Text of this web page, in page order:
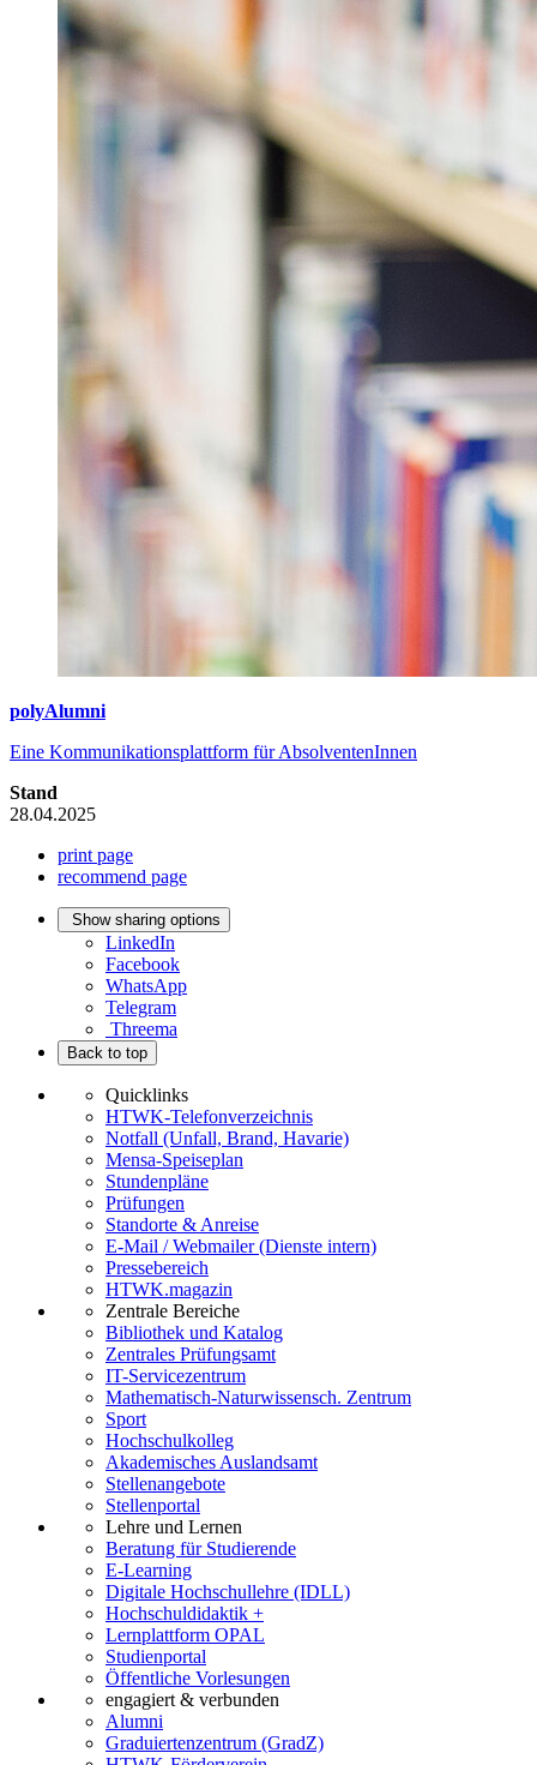
polyAlumni
Eine Kommunikationsplattform für AbsolventenInnen
Stand
28.04.2025
print page
recommend page
Show sharing options
LinkedIn
Facebook
WhatsApp
Telegram
Threema
Back to top
Quicklinks
HTWK-Telefonverzeichnis
Notfall (Unfall, Brand, Havarie)
Mensa-Speiseplan
Stundenpläne
Prüfungen
Standorte & Anreise
E-Mail / Webmailer (Dienste intern)
Pressebereich
HTWK.magazin
Zentrale Bereiche
Bibliothek und Katalog
Zentrales Prüfungsamt
IT-Servicezentrum
Mathematisch-Naturwissensch. Zentrum
Sport
Hochschulkolleg
Akademisches Auslandsamt
Stellenangebote
Stellenportal
Lehre und Lernen
Beratung für Studierende
E-Learning
Digitale Hochschullehre (IDLL)
Hochschuldidaktik +
Lernplattform OPAL
Studienportal
Öffentliche Vorlesungen
engagiert & verbunden
Alumni
Graduiertenzentrum (GradZ)